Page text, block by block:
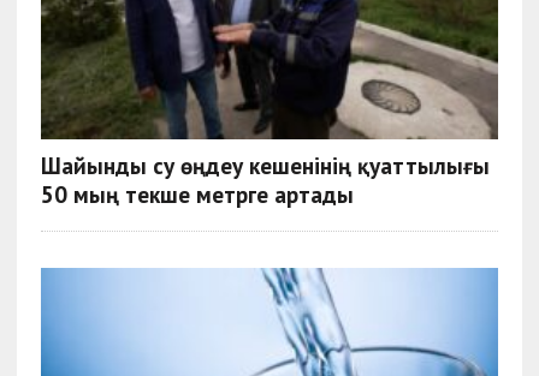
Шайынды су өңдеу кешенінің қуаттылығы
50 мың текше метрге артады